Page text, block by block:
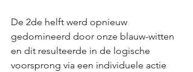
De 2de helft werd opnieuw
gedomineerd door onze blauw-witten
en dit resulteerde in de logische
voorsprong via een individuele actie